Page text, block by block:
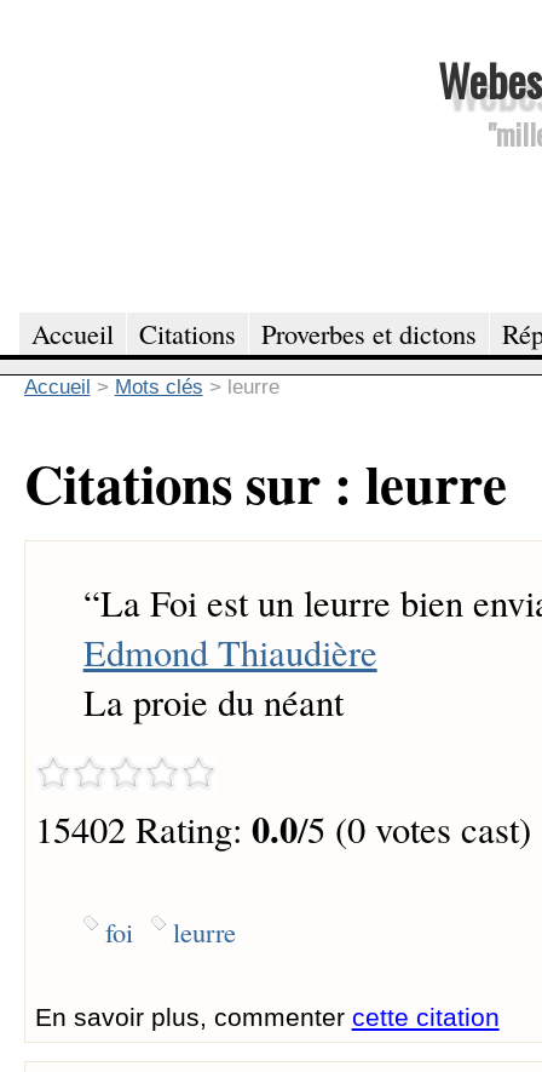
Accueil Citations Proverbes et dictons
Accueil > Mots clés > leurre
Citations sur : leurre
“La Foi est un leurre bien
Edmond Thiaudière
La proie du néant
15402 Rating: 0.0/5 (0 votes cast)
foi leurre
En savoir plus, commenter cette citation